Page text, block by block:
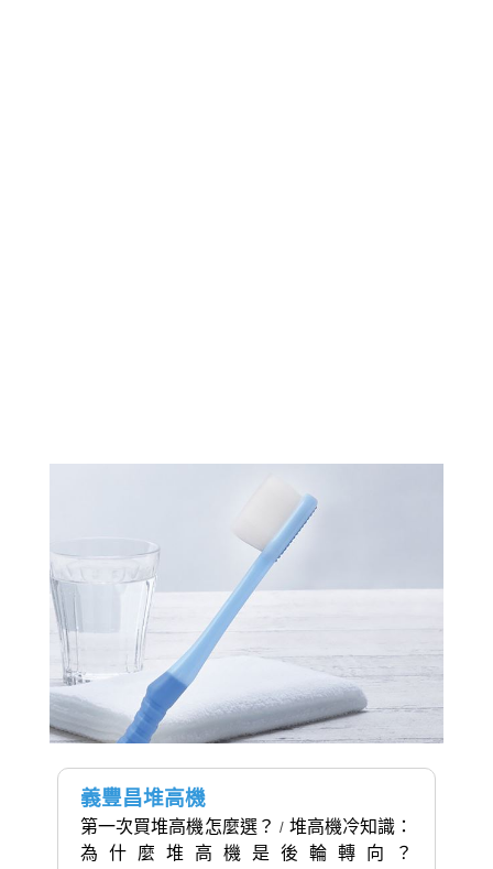
義豐昌堆高機
第一次買堆高機怎麼選？ / 堆高機冷知識：
為什麼堆高機是後輪轉向？